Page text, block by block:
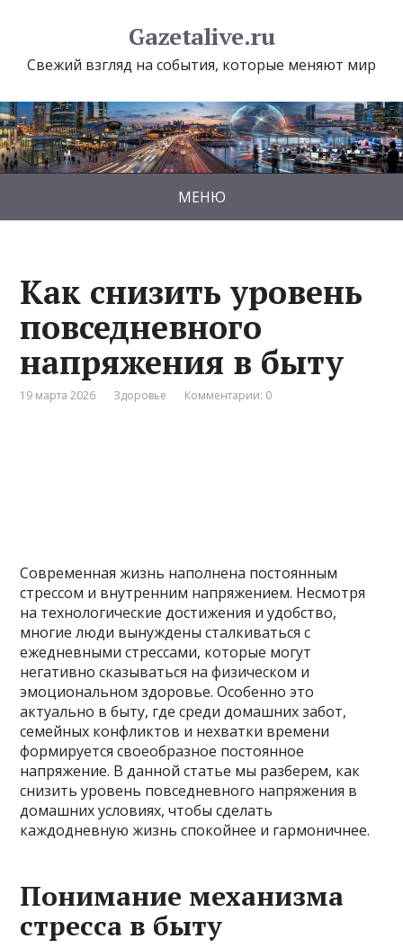
Gazetalive.ru
Свежий взгляд на события, которые меняют мир
МЕНЮ
Как снизить уровень
повседневного
напряжения в быту
19 марта 2026 Здоровье Комментарии: 0
Современная жизнь наполнена постоянным
стрессом и внутренним напряжением. Несмотря
на технологические достижения и удобство,
многие люди вынуждены сталкиваться с
ежедневными стрессами, которые могут
негативно сказываться на физическом и
эмоциональном здоровье. Особенно это
актуально в быту, где среди домашних забот,
семейных конфликтов и нехватки времени
формируется своеобразное постоянное
напряжение. В данной статье мы разберем, как
снизить уровень повседневного напряжения в
домашних условиях, чтобы сделать
каждодневную жизнь спокойнее и гармоничнее.
Понимание механизма
стресса в быту